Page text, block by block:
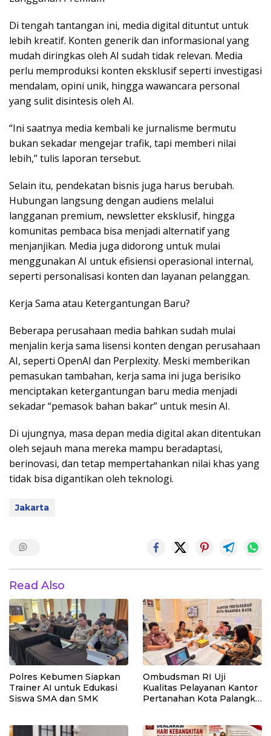
Di tengah tantangan ini, media digital dituntut untuk
lebih kreatif. Konten generik dan informasional yang
mudah diringkas oleh AI sudah tidak relevan. Media
perlu memproduksi konten eksklusif seperti investigasi
mendalam, opini unik, hingga wawancara personal
yang sulit disintesis oleh AI.
“Ini saatnya media kembali ke jurnalisme bermutu
bukan sekadar mengejar trafik, tapi memberi nilai
lebih,” tulis laporan tersebut.
Selain itu, pendekatan bisnis juga harus berubah.
Hubungan langsung dengan audiens melalui
langganan premium, newsletter eksklusif, hingga
komunitas pembaca bisa menjadi alternatif yang
menjanjikan. Media juga didorong untuk mulai
menggunakan AI untuk efisiensi operasional internal,
seperti personalisasi konten dan layanan pelanggan.
Kerja Sama atau Ketergantungan Baru?
Beberapa perusahaan media bahkan sudah mulai
menjalin kerja sama lisensi konten dengan perusahaan
AI, seperti OpenAI dan Perplexity. Meski memberikan
pemasukan tambahan, kerja sama ini juga berisiko
menciptakan ketergantungan baru media menjadi
sekadar “pemasok bahan bakar” untuk mesin AI.
Di ujungnya, masa depan media digital akan ditentukan
oleh sejauh mana mereka mampu beradaptasi,
berinovasi, dan tetap mempertahankan nilai khas yang
tidak bisa digantikan oleh teknologi.
Jakarta
Read Also
Polres Kebumen Siapkan
Trainer AI untuk Edukasi
Siswa SMA dan SMK
Ombudsman RI Uji
Kualitas Pelayanan Kantor
Pertanahan Kota Palangka